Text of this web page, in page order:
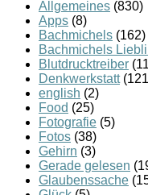
Allgemeines (830)
Apps (8)
Bachmichels (162)
Bachmichels
Blutdrucktreiber
Denkwerkstatt
english (2)
Food (25)
Fotografie (5)
Fotos (38)
Gehirn (3)
Gerade gelesen
Glaubenssache